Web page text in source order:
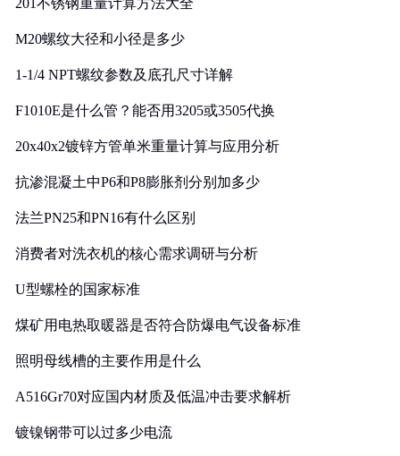
201不锈钢重量计算方法大全
M20螺纹大径和小径是多少
1-1/4 NPT螺纹参数及底孔尺寸详解
F1010E是什么管？能否用3205或3505代换
20x40x2镀锌方管单米重量计算与应用分析
抗渗混凝土中P6和P8膨胀剂分别加多少
法兰PN25和PN16有什么区别
消费者对洗衣机的核心需求调研与分析
U型螺栓的国家标准
煤矿用电热取暖器是否符合防爆电气设备标准
照明母线槽的主要作用是什么
A516Gr70对应国内材质及低温冲击要求解析
镀镍钢带可以过多少电流